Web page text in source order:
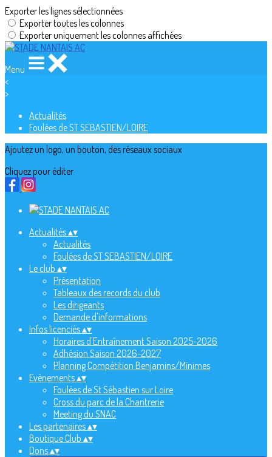
Exporter les lignes sélectionnées
Exporter toutes les colonnes
Exporter uniquement les colonnes affichées
Menu
<
>
Actualités
Foulées de ST SEBASTIEN/LOIRE
Ajoutez un logo, un bouton, des réseaux sociaux
Cliquez pour éditer
Actualités▴▾
Actualités
Foulées de ST SEBASTIEN/LOIRE
Le club ▴▾
Présentation
Tableaux des records du club
Les dirigeants
Demande d'informations
Infos licenciés▴▾
Horaires d'Entraînement Saison 2025-2026
Adhésion Saison 2026-2027
Planning Compétition Benjamins/Minimes
Evènements▴▾
Foulées de St Sébastien sur Loire
Cross du parc de la Chantrerie
Meeting du SNAC
Les partenaires▴▾
Boutique Club ▴▾
Dons▴▾